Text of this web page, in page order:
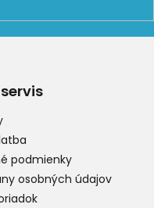
podmienky
osobných údajov